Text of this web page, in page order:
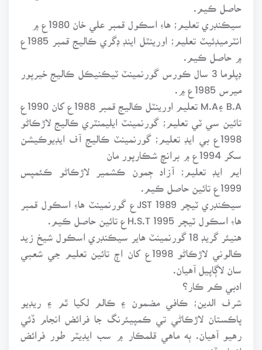
حاصل ڪيم.
سيڪنڊري تعليم؛ هاءِ اسڪول قمبر علي خان 1980ع ۾
۾ حاصل ڪيم.
ڊپلوما 3 سال ڪورس گورنمينٽ ٽيڪنيڪل ڪاليج خيرپور
تائين سي ٽي تعليم؛ گورنمينٽ ايليمنٽري ڪاليج لاڙڪاڻو
1998ع بي ايڊ تعليم؛ گورنمينٽ ڪاليج آف ايڊيوڪيشن
سکر 1994ع ۾ برانچ شڪارپور مان
ايم ايڊ تعليم؛ آزاد ڄمون ڪشمير لاڙڪاڻو ڪئمپس
1999ع تائين حاصل ڪيم.
سيڪنڊري ٽيچر JST 1989ع گورنمينٽ هاءِ اسڪول قمبر
هاءِ اسڪول ٽيچر H.S.T 1995ع تائين حاصل ڪيم.
هنيئر گريڊ 18 گورنمينٽ هاير سيڪنڊري اسڪول شيخ زيد
ڪالوني لاڙڪاڻو 1998ع کان اڄ تائين تعليم جي شعبي
سان لاڳاپيل آهيان.
ادبي ڪم ڪار؟
شرف الدين؛ ڪافي مضمون ۽ ڪالم لکيا ٿم ۽ ريڊيو
پاڪستان لاڙڪاڻي تي ڪمپيئرنگ جا فرائض انجام ڏئي
رهيو آهيان. ٻه ماهي قلمڪار ۾ سب ايڊيٽر طور فرائض
انجام ڏنم.